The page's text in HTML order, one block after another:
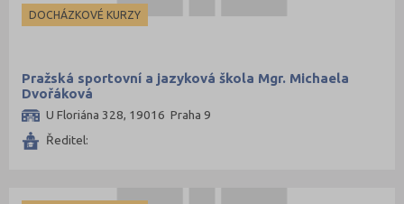
DOCHÁZKOVÉ KURZY
Pražská sportovní a jazyková škola Mgr. Michaela
Dvořáková
U Floriána 328, 19016 Praha 9
Ředitel: